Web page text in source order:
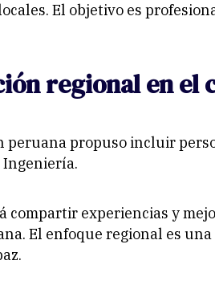
El objetivo es
regional en el
peruana propuso incluir
Ingeniería.
compartir experiencias y
El enfoque regional es